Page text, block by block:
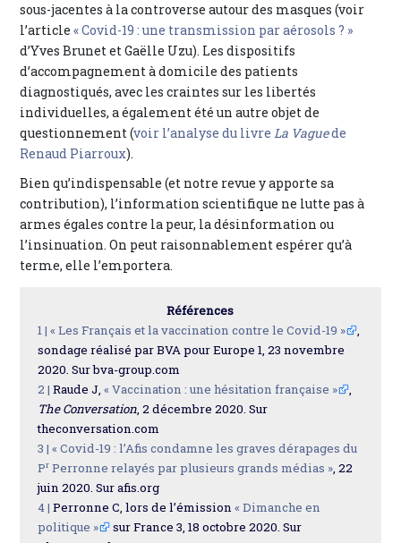
sous-jacentes à la controverse autour des masques (voir
l’article« Covid-19 : une transmission par aérosols ? »
d’Yves Brunet et Gaëlle Uzu). Les dispositifs
d’accompagnement à domicile des patients
diagnostiqués, avec les craintes sur les libertés
individuelles, a également été un autre objet de
questionnement (voir l’analyse du livreLa Vaguede
Renaud Piarroux).
Bien qu’indispensable (et notre revue y apporte sa
contribution), l’information scientifique ne lutte pas à
armes égales contre la peur, la désinformation ou
l’insinuation. On peut raisonnablement espérer qu’à
terme, elle l’emportera.
Références
1 | « Les Français et la vaccination contre le Covid-19 »
,
sondage réalisé par BVA pour Europe 1, 23 novembre
2020. Sur bva-group.com
2 | Raude J,« Vaccination : une hésitation française »
,
The Conversation, 2 décembre 2020. Sur
theconversation.com
3 |« Covid-19 : l’Afis condamne les graves dérapages du
Pr Perronne relayés par plusieurs grands médias », 22
juin 2020. Sur afis.org
4 |Perronne C, lors de l’émission« Dimanche en
politique »
sur France 3, 18 octobre 2020. Sur